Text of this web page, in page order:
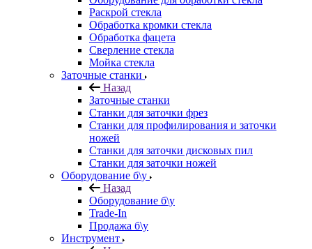
Раскрой стекла
Обработка кромки стекла
Обработка фацета
Сверление стекла
Мойка стекла
Заточные станки
Назад
Заточные станки
Станки для заточки фрез
Станки для профилирования и заточки
ножей
Станки для заточки дисковых пил
Станки для заточки ножей
Оборудование б\у
Назад
Оборудование б\у
Trade-In
Продажа б\у
Инструмент